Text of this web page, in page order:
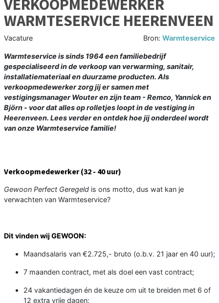
VERKOOPMEDEWERKER
WARMTESERVICE HEERENVEEN
Vacature Bron: Warmteservice
Warmteservice is sinds 1964 een familiebedrijf
gespecialiseerd in de verkoop van verwarming, sanitair,
installatiemateriaal en duurzame producten. Als
verkoopmedewerker zorg jij er samen met
vestigingsmanager Wouter en zijn team - Remco, Yannick en
Björn - voor dat alles op rolletjes loopt in de vestiging in
Heerenveen. Lees verder en ontdek hoe jij onderdeel wordt
van onze Warmteservice familie!
Verkoopmedewerker (32 - 40 uur)
Gewoon Perfect Geregeld is ons motto, dus wat kan je
verwachten van Warmteservice?
Dit vinden wij GEWOON:
Maandsalaris van €2.725,- bruto (o.b.v. 21 jaar en 40 uur);
7 maanden contract, met als doel een vast contract;
24 vakantiedagen én de keuze om uit te breiden met 6 of
12 extra vrije dagen;